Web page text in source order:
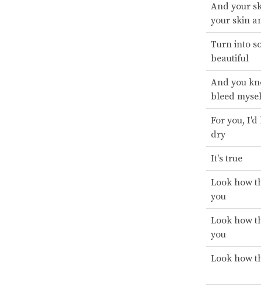
And your
your skin
Turn into
beautiful
And you
bleed
For you,
dry
It's true
Look how
you
Look how
you
Look how